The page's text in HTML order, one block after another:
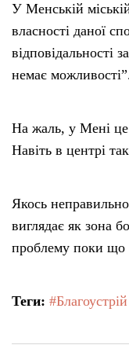
У Менській
власності даної
відповідальності
немає
На жаль, у Мені це
Навіть в центрі
Якось
виглядає як зона
проблему поки що
Теги: #Благоустрій